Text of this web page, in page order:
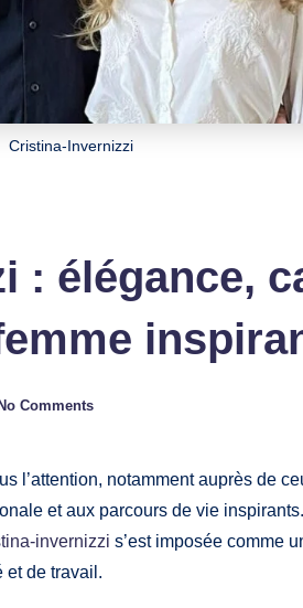
Cristina-Invernizzi
: élégance,
No Comments
l’attention, notamment auprès de
et aux parcours de vie
invernizzi s’est imposée comme
et de travail.